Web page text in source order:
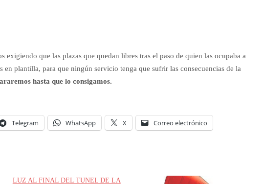
exigiendo que las plazas que quedan libres tras el paso de quien las ocupaba a
en plantilla, para que ningún servicio tenga que sufrir las consecuencias de la
hasta que lo consigamos.
Telegram WhatsApp X Correo electrónico
LUZ AL FINAL DEL TUNEL DE LA